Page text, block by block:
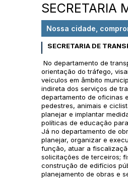
SECRETARIA
Nossa cidade,
SECRETARIA DE
No departamento de
orientação do tráfego,
veículos em âmbito
indireta dos serviços de
departamento de oficinas
pedestres, animais e
planejar e implantar
políticas de educação
Já no departamento de
planejar, organizar e
função, atuar a
solicitações de terceiros;
construção de edifícios
planejamento de obras e